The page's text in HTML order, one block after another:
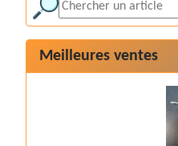
Meilleures ventes